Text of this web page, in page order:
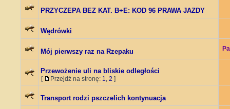
PRZYCZEPA BEZ KAT. B+E: KOD 96 PRAWA JAZDY
Wędrówki
Mój pierwszy raz na Rzepaku
Przewożenie uli na bliskie odległości
[ Przejdź na stronę: 1, 2 ]
Transport rodzi pszczelich kontynuacja